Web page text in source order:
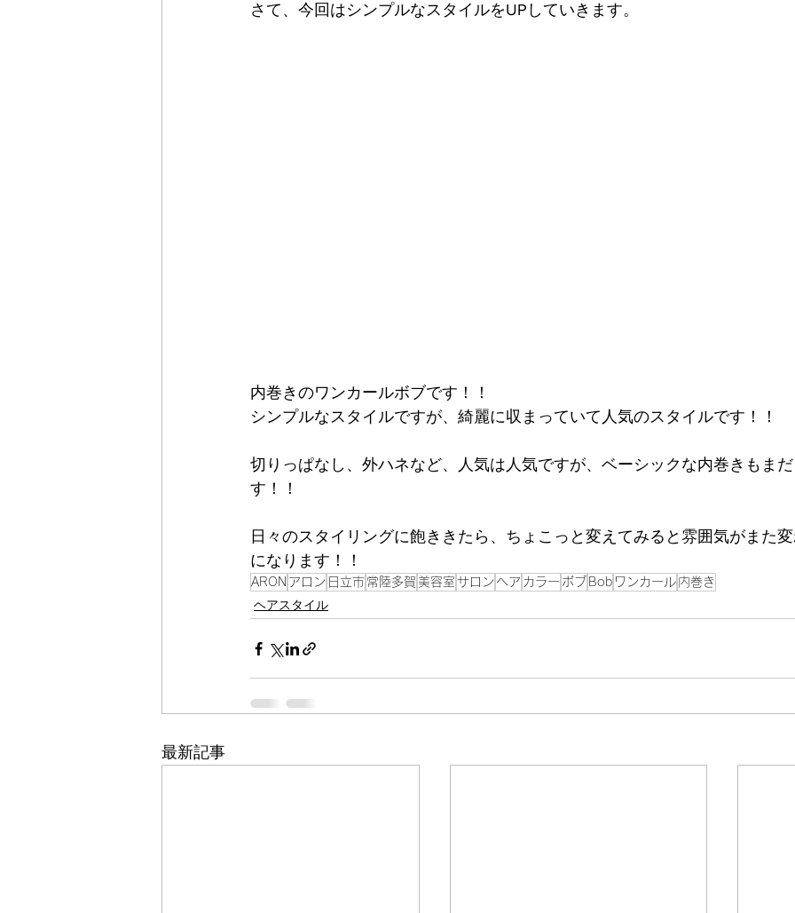
さて、今回はシンプルなスタイルをUPしていきます。
内巻きのワンカールボブです！！
シンプルなスタイルですが、綺麗に収まっていて人気のスタイルです！！
切りっぱなし、外ハネなど、人気は人気ですが、ベーシックな内巻きもま
す！！
日々のスタイリングに飽ききたら、ちょこっと変えてみると雰囲気がまた
になります！！
ARON アロン 日立市 常陸多賀 美容室 サロン ヘア カラー ボブ Bob ワンカール 内巻き
ヘアスタイル
最新記事